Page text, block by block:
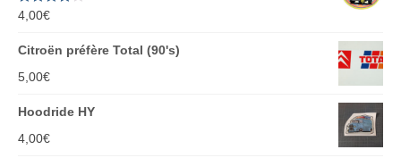
Note4.00
4,00€
Citroën préfère Total (90's)
5,00€
Hoodride HY
4,00€